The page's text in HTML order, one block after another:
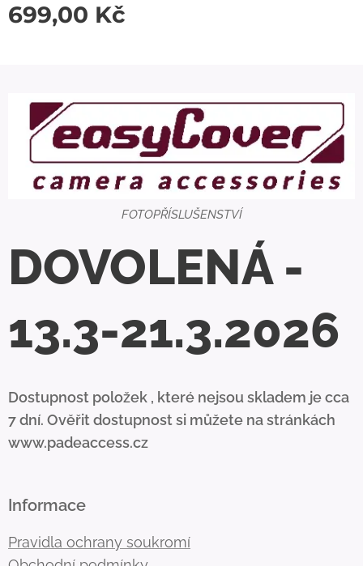
699,00 Kč
FOTOPŘÍSLUŠENSTVÍ
DOVOLENÁ -
13.3-21.3.2026
Dostupnost položek , které nejsou skladem je cca
7 dní. Ověřit dostupnost si můžete na stránkách
www.padeaccess.cz
Informace
Pravidla ochrany soukromí